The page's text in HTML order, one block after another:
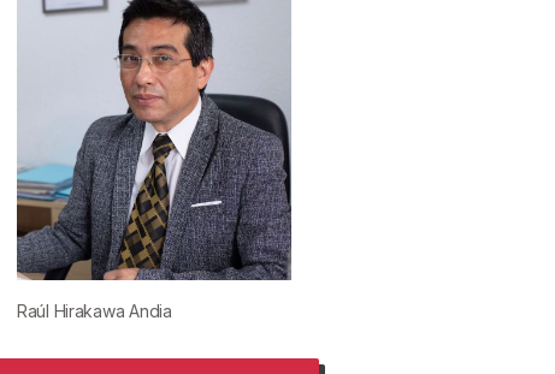
Raúl Hirakawa Andia